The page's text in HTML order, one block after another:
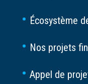
Écosystème
Nos projets
Appel de